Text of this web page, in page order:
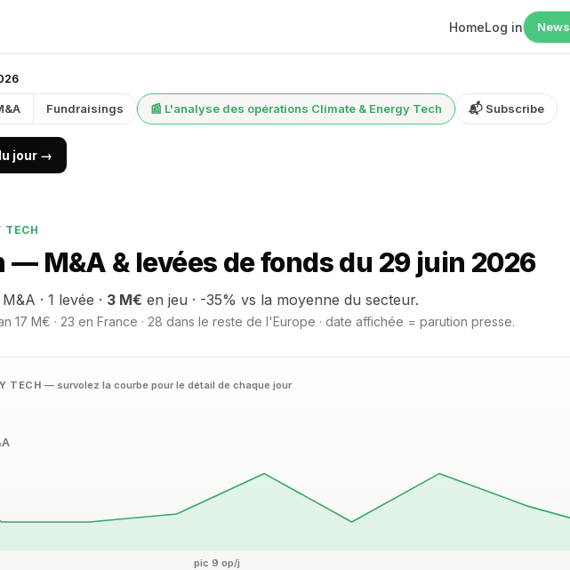
HomeLog in News
Fundraisings 📰 L'analyse des opérations Climate & Energy Tech 📬 Subscribe
jour →
TECH
— M&A & levées de fonds du 29 juin 2026
· 1 levée · 3 M€ en jeu · -35% vs la moyenne du secteur.
17 M€ · 23 en France · 28 dans le reste de l'Europe · date affichée = parution presse.
TECH— survolez la courbe pour le détail de chaque jour
pic 9 op/j